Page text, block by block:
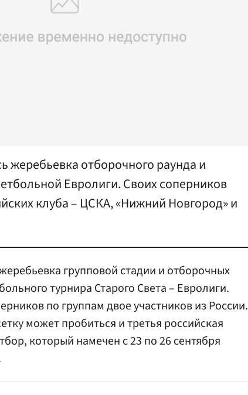
жеребьевка отборочного раунда и
Евролиги. Своих соперников
клуба – ЦСКА, «Нижний Новгород» и
групповой стадии и отборочных
турнира Старого Света – Евролиги.
по группам двое участников из России.
может пробиться и третья российская
который намечен с 23 по 26 сентября